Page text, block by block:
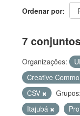
Ordenar por
7
Organizações:
Creative
CSV
Grupos:
Itajubá